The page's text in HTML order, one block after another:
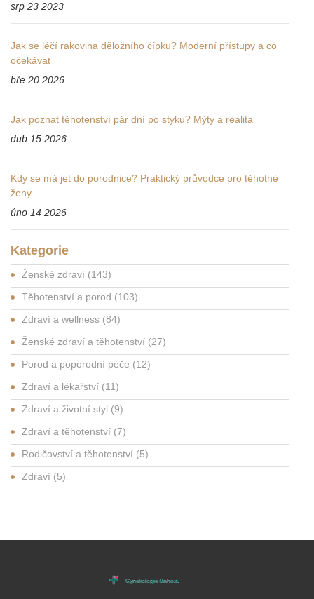
srp 23 2023
Jak se léčí rakovina děložního čípku? Moderní přístupy a co
očekávat
bře 20 2026
Jak poznat těhotenství pár dní po styku? Mýty a realita
dub 15 2026
Kdy se má jet do porodnice? Praktický průvodce pro těhotné
ženy
úno 14 2026
Kategorie
Ženské zdraví (143)
Těhotenství a porod (103)
Zdraví a wellness (84)
Ženské zdraví a těhotenství (27)
Porod a poporodní péče (12)
Zdraví a lékařství (11)
Zdraví a životní styl (9)
Zdraví a těhotenství (7)
Rodičovství a těhotenství (5)
Zdraví (5)